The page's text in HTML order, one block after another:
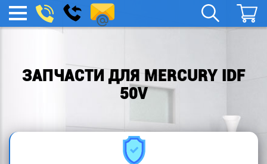
МЕНЮ
boylera@yandex.ru
Заказать
звонок
ЗАПЧАСТИ ДЛЯ MERCURY IDF
50V